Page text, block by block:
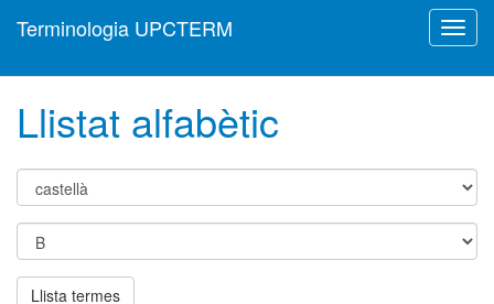
Terminologia UPCTERM
Llistat alfabètic
Llista termes